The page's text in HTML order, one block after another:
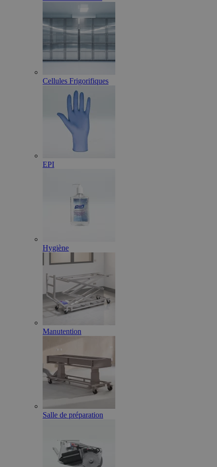
Cellules Frigorifiques
EPI
Hygiène
Manutention
Salle de préparation